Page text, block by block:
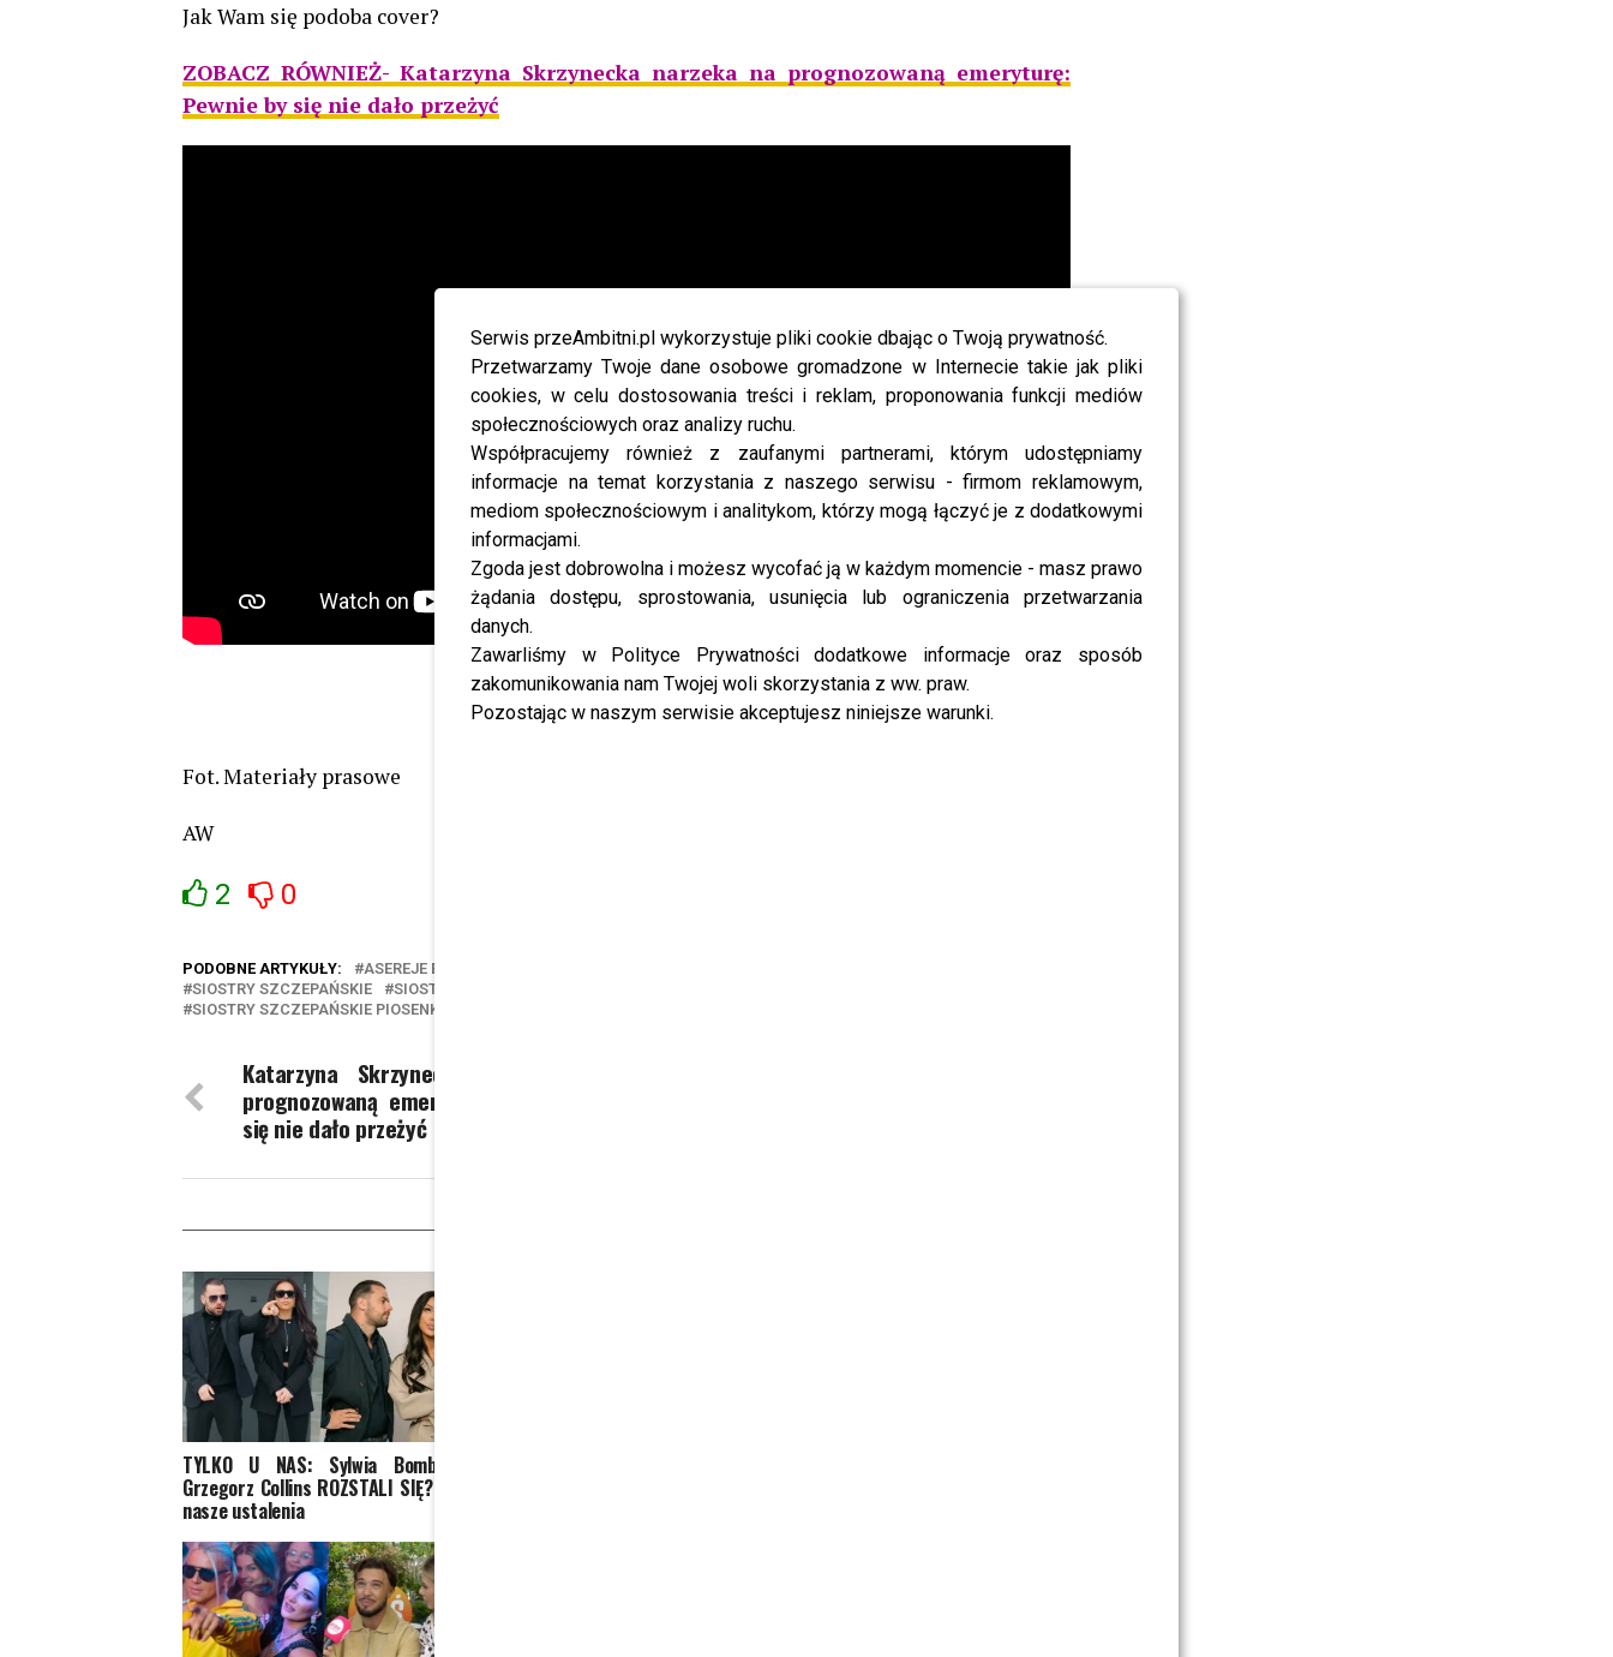
Serwis przeAmbitni.pl wykorzystuje pliki cookie dbając o Twoją prywatność.
Przetwarzamy Twoje dane osobowe gromadzone w Internecie takie jak pliki
cookies, w celu dostosowania treści i reklam, proponowania funkcji mediów
społecznościowych oraz analizy ruchu.
Współpracujemy również z zaufanymi partnerami, którym udostępniamy
informacje na temat korzystania z naszego serwisu - firmom reklamowym,
mediom społecznościowym i analitykom, którzy mogą łączyć je z dodatkowymi
informacjami.
Zgoda jest dobrowolna i możesz wycofać ją w każdym momencie - masz prawo
żądania dostępu, sprostowania, usunięcia lub ograniczenia przetwarzania
danych.
Zawarliśmy w Polityce Prywatności dodatkowe informacje oraz sposób
zakomunikowania nam Twojej woli skorzystania z ww. praw.
Pozostając w naszym serwisie akceptujesz niniejsze warunki.
Jak Wam się podoba cover?
ZOBACZ RÓWNIEŻ- Katarzyna Skrzynecka narzeka na prognozowaną emeryturę:
Pewnie by się nie dało przeżyć
Fot. Materiały prasowe
AW
2 0
PODOBNE ARTYKUŁY: ASEREJE ELECTRO
SIOSTRY SZCZEPAŃSKIE
SIOSTRY SZCZEPAŃSKIE COVER
SIOSTRY SZCZEPAŃSKIE PIOSENKA
Katarzyna Skrzynecka narzeka na
prognozowaną emeryturę: Pewnie by
się nie dało przeżyć
TYLKO U NAS: Sylwia Bomba i
Grzegorz Collins ROZSTALI SIĘ? Oto
nasze ustalenia